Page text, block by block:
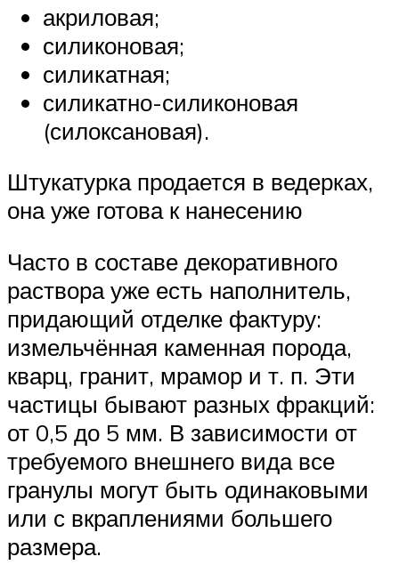
акриловая;
силиконовая;
силикатная;
силикатно-силиконовая
(силоксановая).
Штукатурка продается в ведерках,
она уже готова к нанесению
Часто в составе декоративного
раствора уже есть наполнитель,
придающий отделке фактуру:
измельчённая каменная порода,
кварц, гранит, мрамор и т. п. Эти
частицы бывают разных фракций:
от 0,5 до 5 мм. В зависимости от
требуемого внешнего вида все
гранулы могут быть одинаковыми
или с вкраплениями большего
размера.